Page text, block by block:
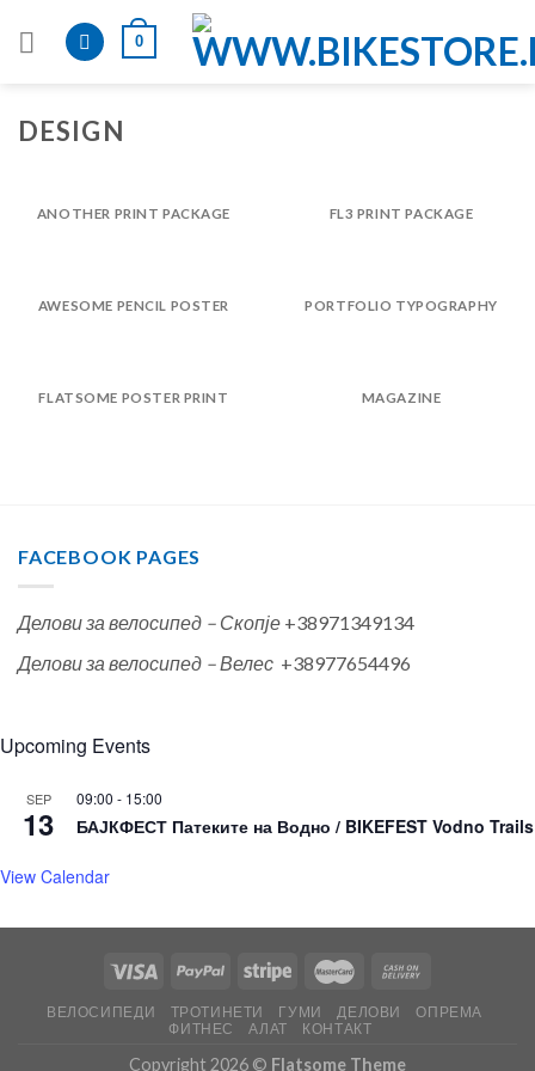
0
DESIGN
ANOTHER PRINT PACKAGE FL3 PRINT PACKAGE
AWESOME PENCIL POSTER PORTFOLIO TYPOGRAPHY
FLATSOME POSTER PRINT MAGAZINE
FACEBOOK PAGES
Делови за велосипед – Скопје +38971349134
Делови за велосипед – Велес +38977654496
Upcoming Events
SEP
13
09:00 - 15:00
БАЈКФЕСТ Патеките на Водно / BIKEFEST Vodno Trails
View Calendar
ВЕЛОСИПЕДИ ТРОТИНЕТИ ГУМИ ДЕЛОВИ
ОПРЕМА
ФИТНЕС
АЛАТ КОНТАКТ
Copyright 2026 © Flatsome Theme